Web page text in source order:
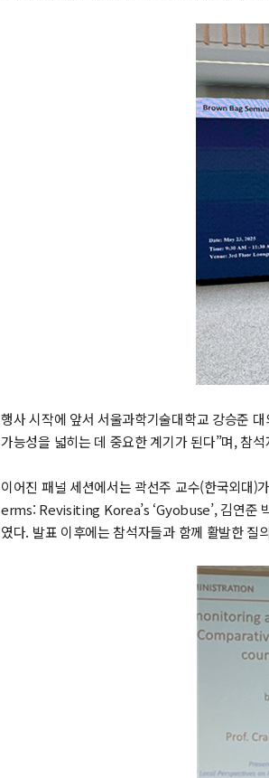
행사 시작에 앞서 서울과학기술대학교 강승준
가능성을 넓히는 데 중요한 계기가 된다”며, 참
이어진 패널 세션에서는 곽선주 교수(한국외
erms: Revisiting Korea’s ‘Gyobuse’, 김연
였다. 발표 이후에는 참석자들과 함께 활발한